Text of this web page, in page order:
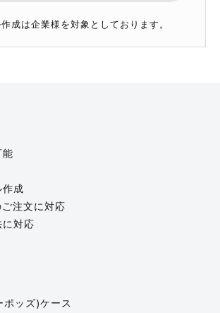
成は企業様を対象としております。
成
注文に対応
対応
ッズ)ケース